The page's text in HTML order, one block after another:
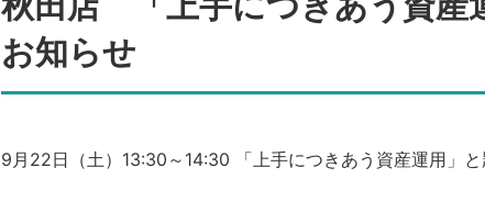
お知らせ
9月22日（土）13:30～14:30 「上手につきあう資産運用」と